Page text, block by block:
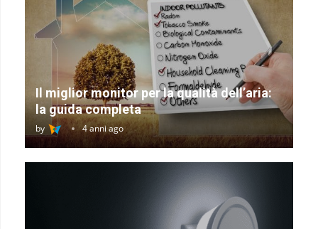
Il miglior monitor per la qualità dell’aria:
la guida completa
by 4 anni ago